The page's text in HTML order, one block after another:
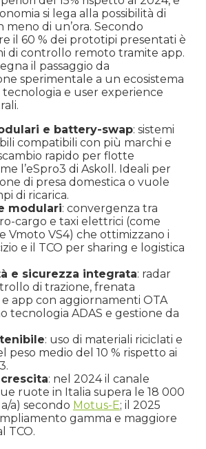
si lega alla possibilità di
meno di un’ora. Secondo
il 60 % dei prototipi presentati è
di controllo remoto tramite app.
il passaggio da
sperimentale a un ecosistema
e user experience
e battery-swap: sistemi
compatibili con più marchi e
rapido per flotte
l’eSpro3 di Askoll. Ideali per
di presa domestica o vuole
di ricarica.
modulari: convergenza tra
cargo e taxi elettrici (come
Vmoto VS4) che ottimizzano i
e il TCO per sharing e logistica
e sicurezza integrata: radar
di trazione, frenata
app con aggiornamenti OTA
tecnologia ADAS e gestione da
: uso di materiali riciclati e
peso medio del 10 % rispetto ai
: nel 2024 il canale
ruote in Italia supera le 18 000
a) secondo Motus-E; il 2025
gamma e maggiore
TCO.